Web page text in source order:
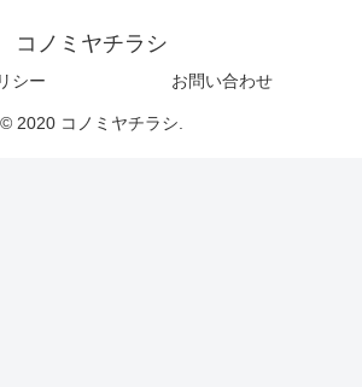
コノミヤチラシ
シー お問い合わせ
© 2020 コノミヤチラシ.